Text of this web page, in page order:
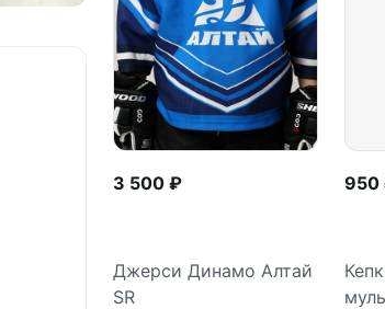
3 500 ₽
Джерси Динамо Алтай
SR
950